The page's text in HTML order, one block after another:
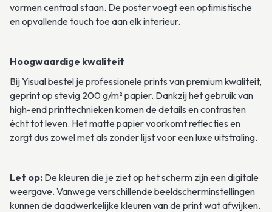
vormen centraal staan. De poster voegt een optimistische
en opvallende touch toe aan elk interieur.
Hoogwaardige kwaliteit
Bij Yisual bestel je professionele prints van premium kwaliteit,
geprint op stevig 200 g/m² papier. Dankzij het gebruik van
high-end printtechnieken komen de details en contrasten
écht tot leven. Het matte papier voorkomt reflecties en
zorgt dus zowel met als zonder lijst voor een luxe uitstraling.
Let op: De kleuren die je ziet op het scherm zijn een digitale
weergave. Vanwege verschillende beeldscherminstellingen
kunnen de daadwerkelijke kleuren van de print wat afwijken.